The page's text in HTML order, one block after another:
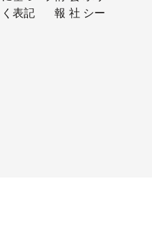
く表記
報 社 シー